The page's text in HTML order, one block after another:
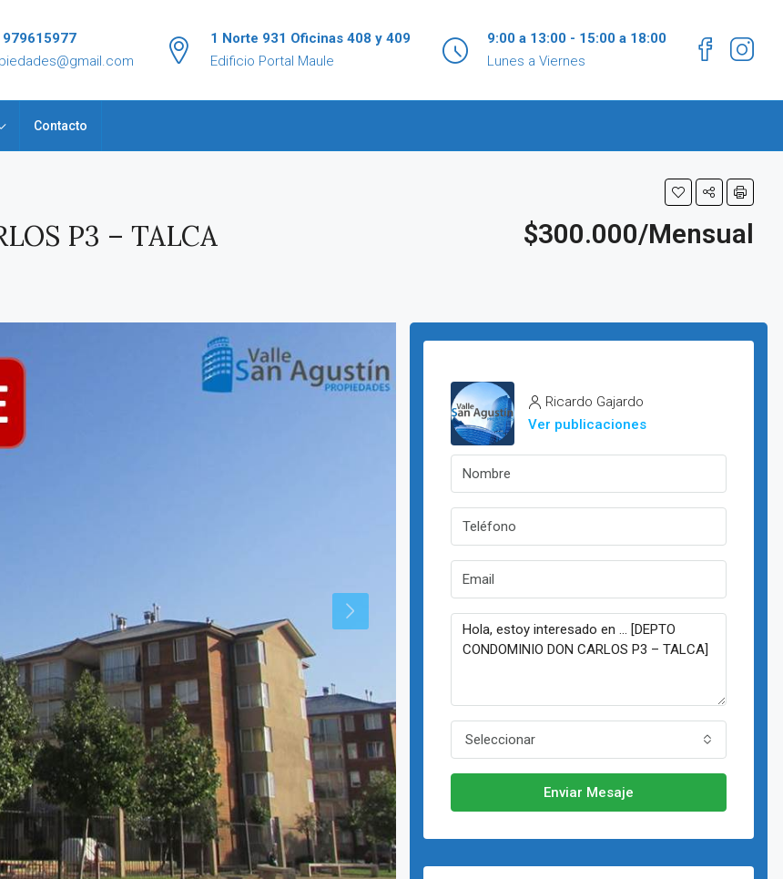
1 Norte 931 Oficinas 408 y 409
Edificio Portal Maule
9:00 a 13:00 - 15:00 a 18:00
Lunes a Viernes
Contacto
P3 – TALCA $300.000/Mensual
Ricardo Gajardo
Ver publicaciones
Seleccionar
Enviar Mesaje